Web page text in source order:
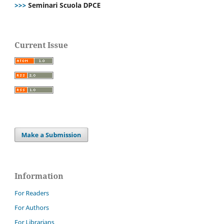
>>> Seminari Scuola DPCE
Current Issue
Make a Submission
Information
For Readers
For Authors
For Librarians